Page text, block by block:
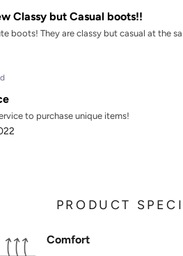
Classy but Casual boots!!
boots! They are classy but casual at the
to purchase unique items!
PRODUCT
Comfort